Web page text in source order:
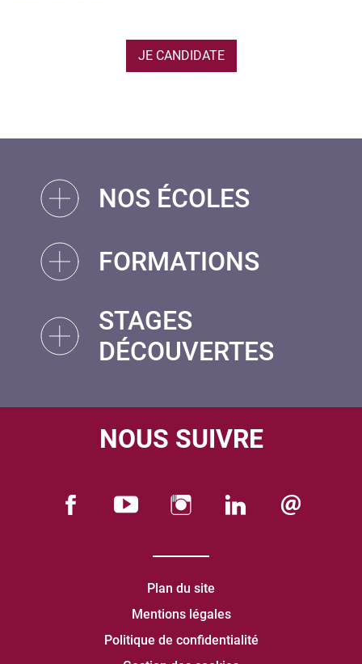
JE CANDIDATE
NOS ÉCOLES
FORMATIONS
STAGES
DÉCOUVERTES
NOUS SUIVRE
Plan du site
Mentions légales
Politique de confidentialité